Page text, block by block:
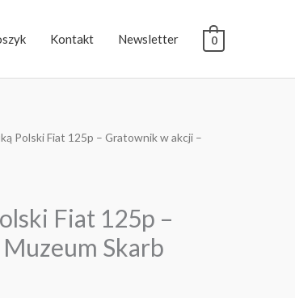
Kontakt Newsletter 0
Polski Fiat 125p – Gratownik w akcji –
Fiat 125p –
Skarb